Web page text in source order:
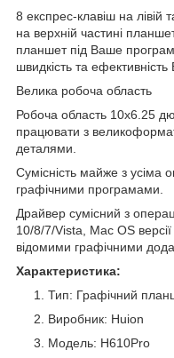
8 експрес-клавіш на лівій
на верхній частині
планшет під Ваше
швидкість та
Велика робоча область
Робоча область 10х6.25
працювати з
деталями.
Сумісність майже з усіма
графічними програмами.
Драйвер сумісний з
10/8/7/Vista, Mac OS
відомими графічними
Характеристика:
Тип: Графічний
Виробник: Huion
Модель: H610Pro